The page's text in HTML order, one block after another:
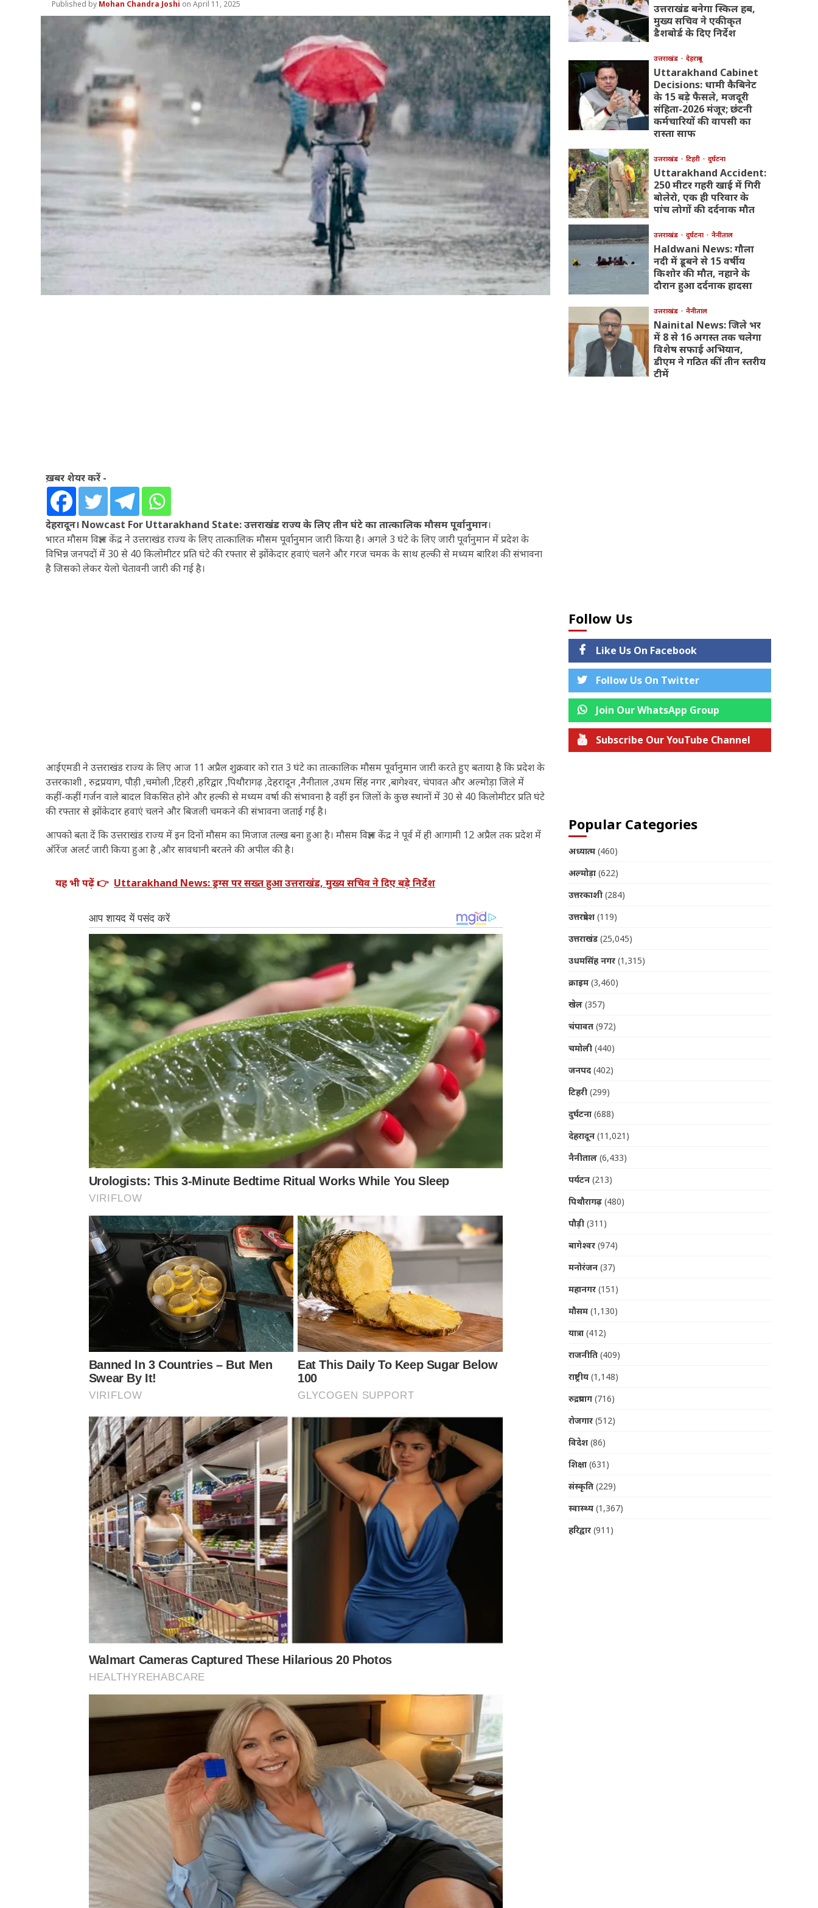
Mohan Chandra Joshi April 11, 2025
ख़बर शेयर करें -
देहरादून। Nowcast For Uttarakhand State: उत्तराखंड राज्य के लिए तीन घंटे का तात्कालिक मौसम पूर्वानुमान।
भारत मौसम विज्ञान केंद्र ने उत्तराखंड राज्य के लिए तात्कालिक मौसम पूर्वानुमान जारी किया है। अगले 3 घंटे के लिए जारी पूर्वानुमान में प्रदेश के
विभिन्न जनपदों में 30 से 40 किलोमीटर प्रति घंटे की रफ्तार से झोंकेदार हवाएं चलने और गरज चमक के साथ हल्की से मध्यम बारिश की संभावना
है जिसको लेकर येलो चेतावनी जारी की गई है।
आईएमडी ने उत्तराखंड राज्य के लिए आज 11 अप्रैल शुक्रवार को रात 3 घंटे का तात्कालिक मौसम पूर्वानुमान जारी करते हुए बताया है कि प्रदेश के
उत्तरकाशी , रुद्रप्रयाग, पौड़ी ,चमोली ,टिहरी ,हरिद्वार ,पिथौरागढ़ ,देहरादून ,नैनीताल ,उधम सिंह नगर ,बागेश्वर, चंपावत और अल्मोड़ा जिले में
कहीं-कहीं गर्जन वाले बादल विकसित होने और हल्की से मध्यम वर्षा की संभावना है वहीं इन जिलों के कुछ स्थानों में 30 से 40 किलोमीटर प्रति घंटे
की रफ्तार से झोंकेदार हवाएं चलने और बिजली चमकने की संभावना जताई गई है।
आपको बता दें कि उत्तराखंड राज्य में इन दिनों मौसम का मिजाज तल्ख बना हुआ है‌। मौसम विज्ञान केंद्र ने पूर्व में ही आगामी 12 अप्रैल तक प्रदेश में
ऑरेंज अलर्ट जारी किया हुआ है ,और सावधानी बरतने की अपील की है।
यह भी पढ़ें 👉 Uttarakhand News: ड्रग्स पर सख्त हुआ उत्तराखंड, मुख्य सचिव ने दिए बड़े निर्देश
उत्तराखंड बनेगा स्किल हब,
मुख्य सचिव ने एकीकृत
डैशबोर्ड के दिए निर्देश
उत्तराखंड देहरादून
Uttarakhand Cabinet
Decisions: धामी कैबिनेट
के 15 बड़े फैसले, मजदूरी
संहिता-2026 मंजूर; छंटनी
कर्मचारियों की वापसी का
रास्ता साफ
उत्तराखंड टिहरी दुर्घटना
Uttarakhand Accident:
250 मीटर गहरी खाई में गिरी
बोलेरो, एक ही परिवार के
पांच लोगों की दर्दनाक मौत
उत्तराखंड दुर्घटना नैनीताल
Haldwani News: गौला
नदी में डूबने से 15 वर्षीय
किशोर की मौत, नहाने के
दौरान हुआ दर्दनाक हादसा
उत्तराखंड नैनीताल
Nainital News: जिले भर
में 8 से 16 अगस्त तक चलेगा
विशेष सफाई अभियान,
डीएम ने गठित कीं तीन स्तरीय
टीमें
Follow Us
Like Us On Facebook
Follow Us On Twitter
Join Our WhatsApp Group
Subscribe Our YouTube Channel
Popular Categories
अध्यात्म(460)
अल्मोड़ा(622)
उत्तरकाशी(284)
उत्तरप्रदेश(119)
उत्तराखंड(25,045)
उधमसिंह नगर(1,315)
क्राइम(3,460)
खेल(357)
चंपावत(972)
चमोली(440)
जनपद(402)
टिहरी(299)
दुर्घटना(688)
देहरादून(11,021)
नैनीताल(6,433)
पर्यटन(213)
पिथौरागढ़(480)
पौड़ी(311)
बागेश्वर(974)
मनोरंजन(37)
महानगर(151)
मौसम(1,130)
यात्रा(412)
राजनीति(409)
राष्ट्रीय(1,148)
रुद्रप्रयाग(716)
रोजगार(512)
विदेश(86)
शिक्षा(631)
संस्कृति(229)
स्वास्थ्य(1,367)
हरिद्वार(911)